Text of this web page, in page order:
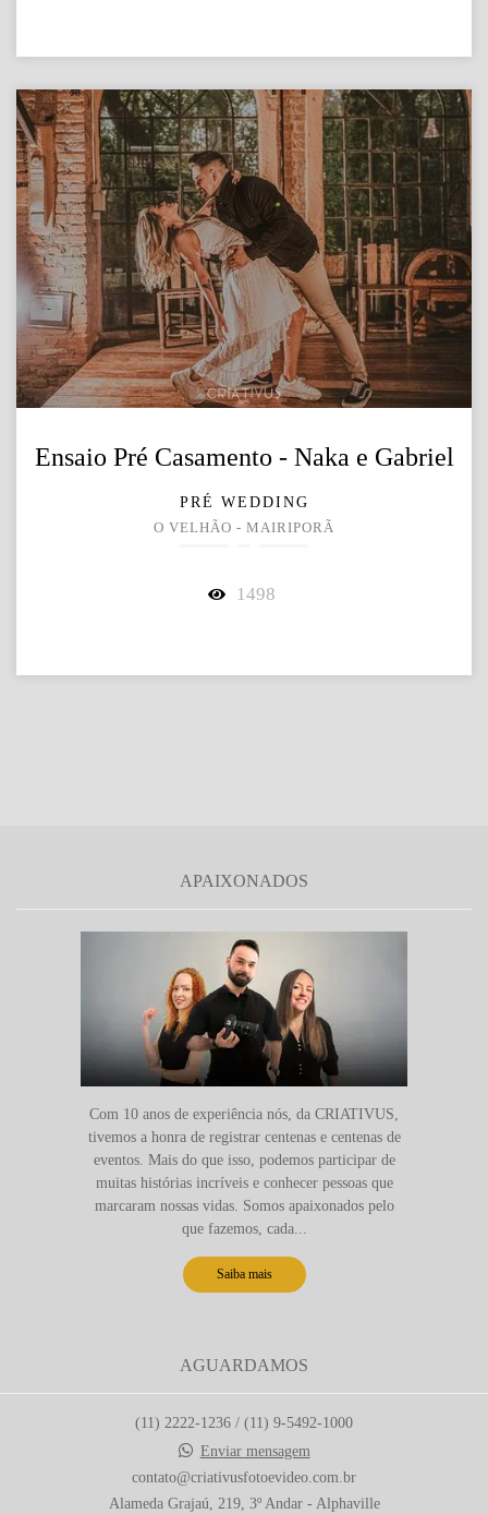
Ensaio Pré Casamento - Naka e Gabriel
PRÉ WEDDING
O VELHÃO - MAIRIPORÃ
1498
APAIXONADOS
Com 10 anos de experiência nós, da CRIATIVUS,
tivemos a honra de registrar centenas e centenas de
eventos. Mais do que isso, podemos participar de
muitas histórias incríveis e conhecer pessoas que
marcaram nossas vidas. Somos apaixonados pelo
que fazemos, cada...
Saiba mais
AGUARDAMOS
(11) 2222-1236 / (11) 9-5492-1000
Enviar mensagem
contato@criativusfotoevideo.com.br
Alameda Grajaú, 219, 3º Andar - Alphaville